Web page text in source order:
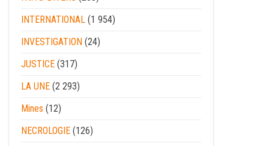
INTERNATIONAL (1 954)
INVESTIGATION (24)
JUSTICE (317)
LA UNE (2 293)
Mines (12)
NECROLOGIE (126)